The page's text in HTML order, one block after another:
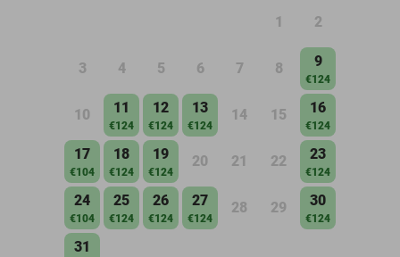
1 2
3 4 5 6 7 8 9
€124
10 11
€124
12
€124
13
€124
14 15 16
€124
17
€104
18
€124
19
€124
20 21 22 23
€124
24
€104
25
€124
26
€124
27
€124
28 29 30
€124
31